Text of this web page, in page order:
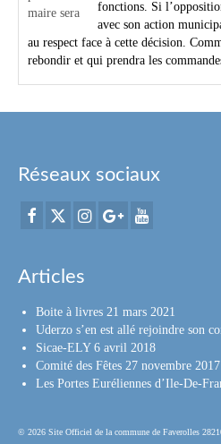
fonctions. Si
avec son action
au respect face à cette décision.
rebondir et qui prendra les
Réseaux sociaux
Articles
Boite à livres 21 mars 2021
Uderzo s’en est allé rejoindre son
Sicae-ELY 6 avril 2018
Comité des Fêtes 27 novembre 2017
Les Portes Euréliennes d’Ile-De-
© 2026 Site Officiel de la commune de Faverolles